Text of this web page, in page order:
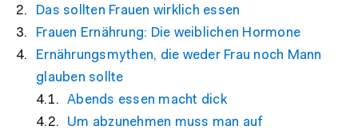
Das sollten Frauen wirklich essen
Frauen Ernährung: Die weiblichen Hormone
Ernährungsmythen, die weder Frau noch Mann
glauben sollte
Abends essen macht dick
Um abzunehmen muss man auf